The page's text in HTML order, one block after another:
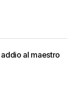
addio al maestro